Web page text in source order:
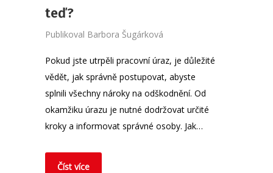
teď?
Publikoval Barbora Šugárková
Pokud jste utrpěli pracovní úraz, je důležité
vědět, jak správně postupovat, abyste
splnili všechny nároky na odškodnění. Od
okamžiku úrazu je nutné dodržovat určité
kroky a informovat správné osoby. Jak…
Číst více